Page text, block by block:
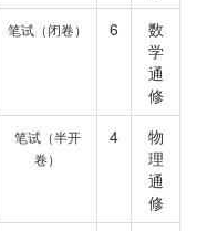
笔试（闭卷） 6
数
学
通
修
笔试（半开
卷）
4
物
理
通
修